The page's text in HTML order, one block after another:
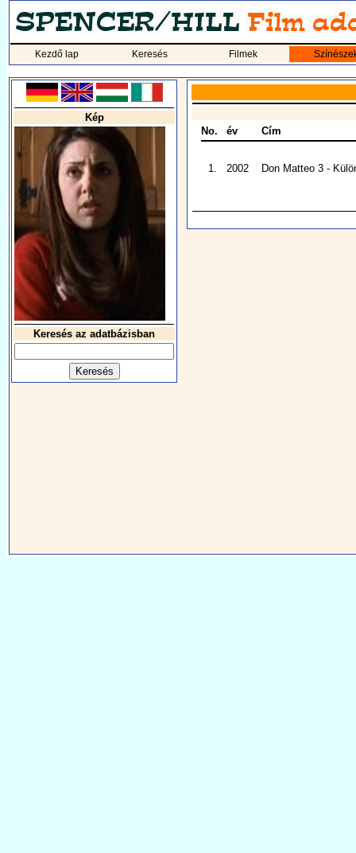
Kezdő lap Keresés Filmek
Kép
Keresés az adatbázisban
No. év Cím
1. 2002 Don Matteo 3 -